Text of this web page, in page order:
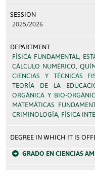
SESSION
2025/2026
DEPARTMENT
FÍSICA FUNDAMENTAL,
CÁLCULO NUMÉRICO,
CIENCIAS Y TÉCNICAS
TEORÍA DE LA
ORGÁNICA Y BIO-
MATEMÁTICAS
CRIMINOLOGÍA, FÍSICA
DEGREE IN WHICH IT IS
GRADO EN CIENCIAS